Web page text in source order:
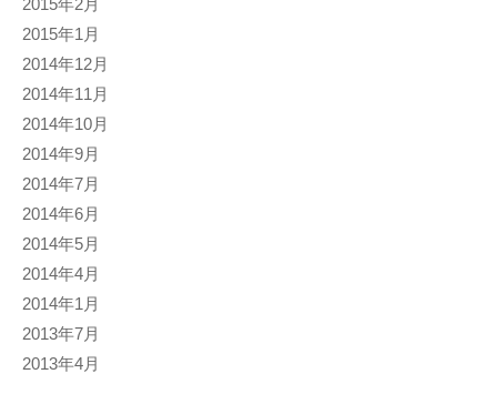
2015年2月
2015年1月
2014年12月
2014年11月
2014年10月
2014年9月
2014年7月
2014年6月
2014年5月
2014年4月
2014年1月
2013年7月
2013年4月